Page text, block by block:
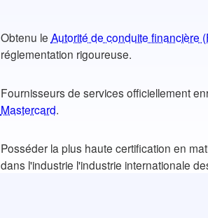
Obtenu le Autorité de conduite financière
réglementation rigoureuse.
Fournisseurs de services officiellement
Mastercard.
Posséder la plus haute certification en
dans l'industrie l'industrie internationale